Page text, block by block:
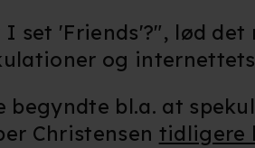
I set 'Friends'?", lød
og
begyndte bl.a. at
Christensen tidligere